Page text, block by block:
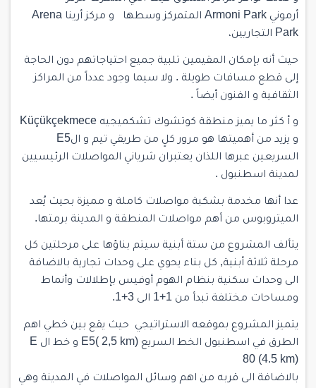
أرموني Armoni Park المتمركز وسطها و مركز أرينا Arena
Park التجاريين،
حيث أنه بإمكان المقيمين تلبية جميع احتياجاتهم دون الحاجة
إلى قطع مسافات طويلة . ولا سيما وجود عدداً من المراكز
الثقافية و الفنون أيضاً .
و أ كثر ما يميز منطقة كوتشوك تشكميجيه Küçükçekmece
و يزيد من أهميتها هو مرور كلٍ من طريقي تيم و الE5
السريعين عبرها اللذان يعتبران شرياني المواصلات الرئيسيين
لمدينة اسطنبول .
عدا أنها مخدمة بشكبة مواصلات كاملة و مميزة بحيث يُعد
الميتروبوس من أهم مواصلات المنطقة و المدينة برمتها.
يتألف المشروع من ستة أبنية سيتم بناؤها على مرحلتين كل
مرحلة ثلاثة أبنية, كل بناء يحوي على وحدات تجارية بالاضافة
الى وحدات سكنية بنظام الهوم أوفيس بإطلالات وأنماط
ومساحات مختلفة تبدأ من 1+1 الى 3+1.
يتميز المشروع بموقعه الاستراتيجي حيث يقع بين خطي اهم
الطرق في اسطنبول الخط السريع E5( 2,5 km) و خط ال E
80 (4.5 km)
بالاضافة الى قربه من اهم وسائل المواصلات في المدينة وهي